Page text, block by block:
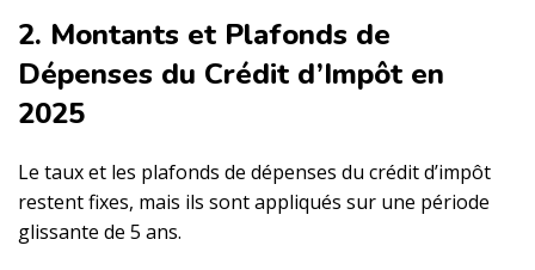
2. Montants et Plafonds de
Dépenses du Crédit d’Impôt en
2025
Le taux et les plafonds de dépenses du crédit d’impôt
restent fixes, mais ils sont appliqués sur une période
glissante de 5 ans.